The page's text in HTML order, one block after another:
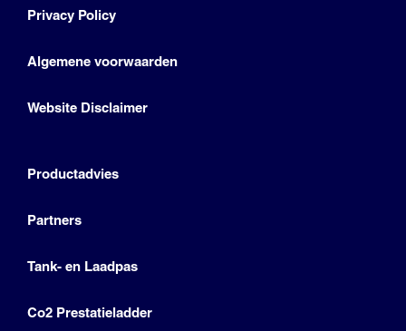
Privacy Policy
Algemene voorwaarden
Website Disclaimer
Productadvies
Partners
Tank- en Laadpas
Co2 Prestatieladder